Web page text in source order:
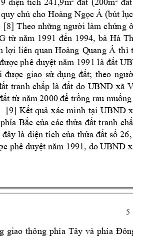
chủ cho Hoàng Ngọc Á (bút lục
[8] Theo những người làm chứng
từ năm 1991 đến 1994, bà Hà Thị
lợi liên quan Hoàng Quang Á thì
phê duyệt năm 1991 là đất
được giao sử dụng đất; theo người
tranh chấp là đất do UBND xã V
từ năm 2000 để trồng rau muống
[9] Kết quả xác minh tại UBND xã
phía Bắc của các thửa đất tranh chấp
đây là diện tích của thửa đất số 26,
phê duyệt năm 1991, do UBND
5
giao thông phía Tây và phía Đông)